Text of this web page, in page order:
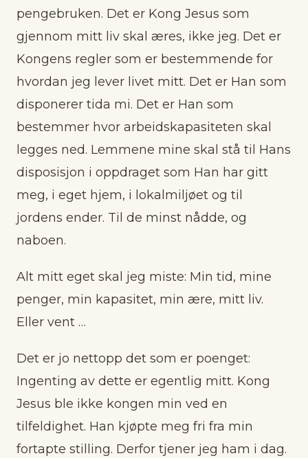
pengebruken. Det er Kong Jesus som
gjennom mitt liv skal æres, ikke jeg. Det er
Kongens regler som er bestemmende for
hvordan jeg lever livet mitt. Det er Han som
disponerer tida mi. Det er Han som
bestemmer hvor arbeidskapasiteten skal
legges ned. Lemmene mine skal stå til Hans
disposisjon i oppdraget som Han har gitt
meg, i eget hjem, i lokalmiljøet og til
jordens ender. Til de minst nådde, og
naboen.
Alt mitt eget skal jeg miste: Min tid, mine
penger, min kapasitet, min ære, mitt liv.
Eller vent …
Det er jo nettopp det som er poenget:
Ingenting av dette er egentlig mitt. Kong
Jesus ble ikke kongen min ved en
tilfeldighet. Han kjøpte meg fri fra min
fortapte stilling. Derfor tjener jeg ham i dag.